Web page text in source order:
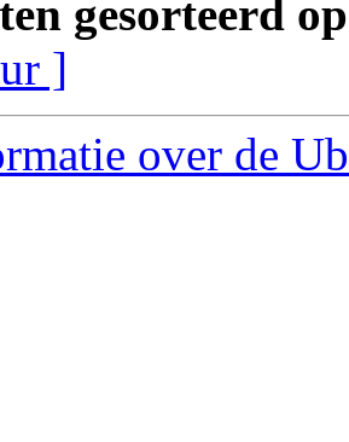
gesorteerd
]
over de